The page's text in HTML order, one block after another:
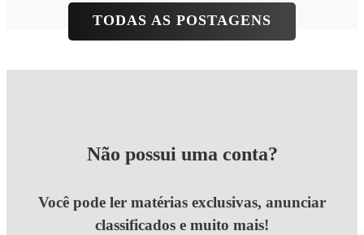
TODAS AS POSTAGENS
Não possui uma conta?
Você pode ler matérias exclusivas, anunciar
classificados e muito mais!